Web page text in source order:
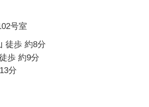
号室
徒歩 約8分
歩 約9分
分